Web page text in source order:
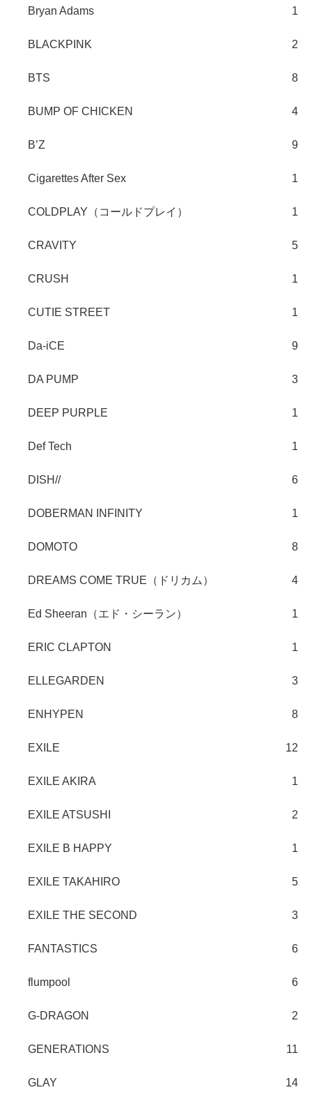
Bryan Adams 1
BLACKPINK 2
BTS 8
BUMP OF CHICKEN 4
B’Z 9
Cigarettes After Sex 1
COLDPLAY（コールドプレイ） 1
CRAVITY 5
CRUSH 1
CUTIE STREET 1
Da-iCE 9
DA PUMP 3
DEEP PURPLE 1
Def Tech 1
DISH// 6
DOBERMAN INFINITY 1
DOMOTO 8
DREAMS COME TRUE（ドリカム） 4
Ed Sheeran（エド・シーラン） 1
ERIC CLAPTON 1
ELLEGARDEN 3
ENHYPEN 8
EXILE 12
EXILE AKIRA 1
EXILE ATSUSHI 2
EXILE B HAPPY 1
EXILE TAKAHIRO 5
EXILE THE SECOND 3
FANTASTICS 6
flumpool 6
G-DRAGON 2
GENERATIONS 11
GLAY 14